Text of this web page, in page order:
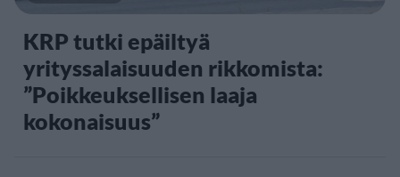
KRP tutki epäiltyä
yrityssalaisuuden rikkomista:
”Poikkeuksellisen laaja
kokonaisuus”